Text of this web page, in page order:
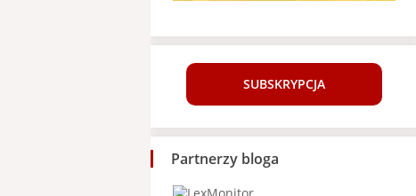
SUBSKRYPCJA
Partnerzy bloga